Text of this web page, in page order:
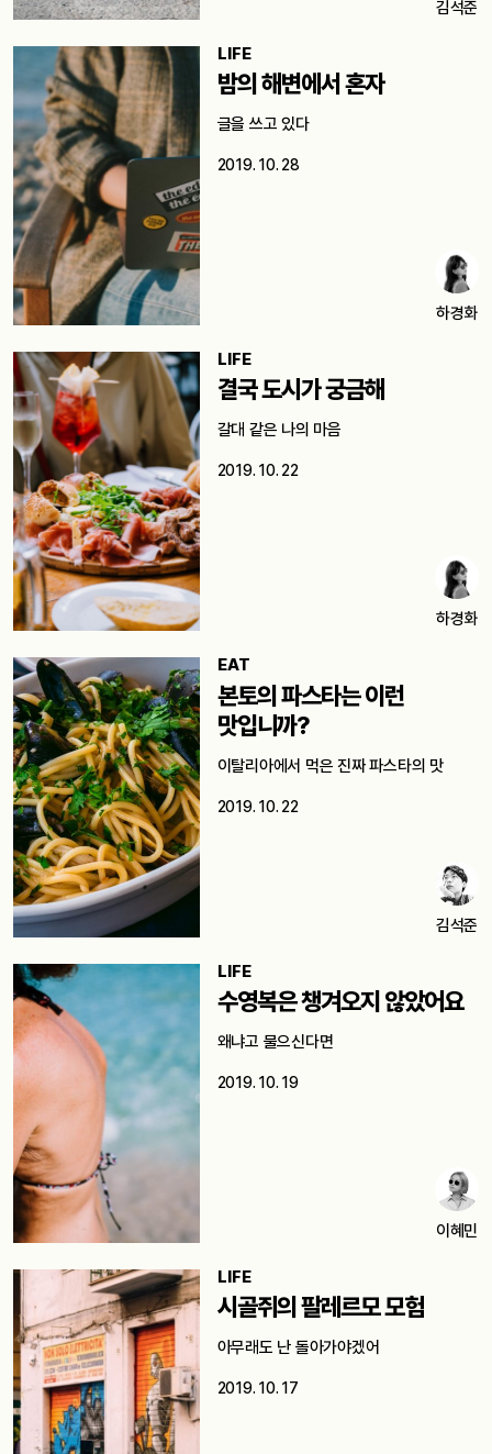
김석준
LIFE
밤의 해변에서 혼자
글을 쓰고 있다
2019. 10. 28
하경화
LIFE
결국 도시가 궁금해
갈대 같은 나의 마음
2019. 10. 22
하경화
EAT
본토의 파스타는 이런
맛입니까?
이탈리아에서 먹은 진짜 파스타의 맛
2019. 10. 22
김석준
LIFE
수영복은 챙겨오지 않았어요
왜냐고 물으신다면
2019. 10. 19
이혜민
LIFE
시골쥐의 팔레르모 모험
아무래도 난 돌아가야겠어
2019. 10. 17